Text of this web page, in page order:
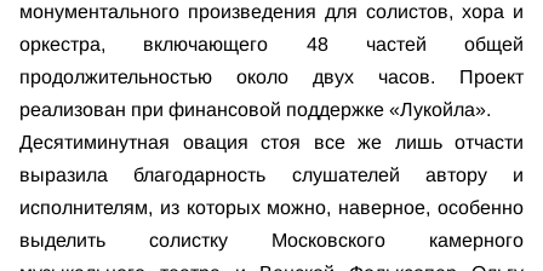
монументального произведения для солистов, хора и
оркестра, включающего 48 частей общей
продолжительностью около двух часов. Проект
реализован при финансовой поддержке «Лукойла».
Десятиминутная овация стоя все же лишь отчасти
выразила благодарность слушателей автору и
исполнителям, из которых можно, наверное, особенно
выделить солистку Московского камерного